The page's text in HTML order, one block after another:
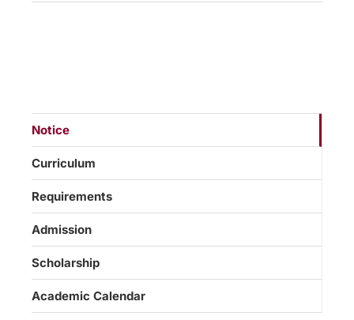
Notice
Curriculum
Requirements
Admission
Scholarship
Academic Calendar